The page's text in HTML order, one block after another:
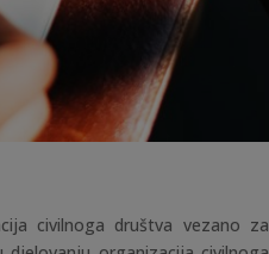
civilnoga društva vezano za